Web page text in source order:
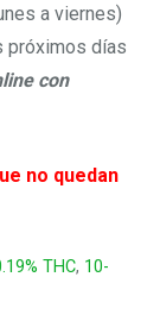
a viernes)
próximos días
con
no quedan
THC, 10-